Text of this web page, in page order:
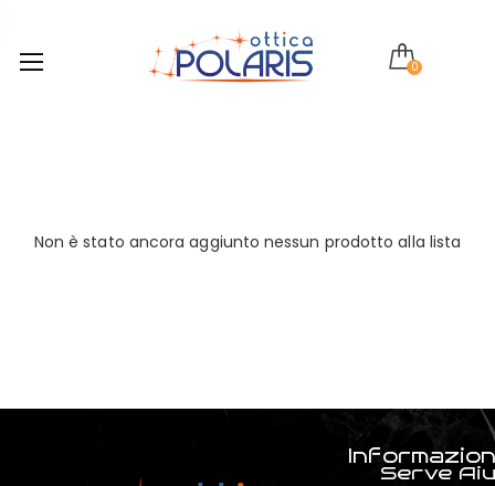
0
Non è stato ancora aggiunto nessun prodotto alla lista
Serve